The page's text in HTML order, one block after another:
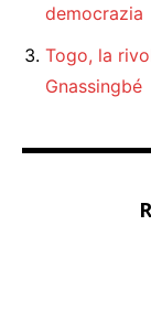
democrazia
Togo, la
Gnassingbé